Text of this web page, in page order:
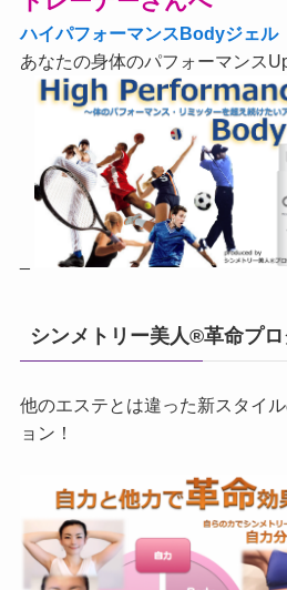
ハイパフォーマンスBodyジェル
あなたの身体のパフォーマンス
シンメトリー美人®革命プ
他のエステとは違った新スタイ
ョン！